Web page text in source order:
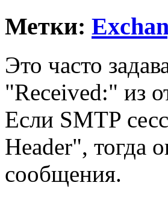
Метки:
Это часто
"Received:" из
Если SMTP
Header", тогда
сообщения.